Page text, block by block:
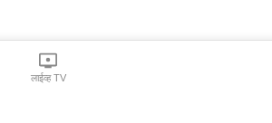
लाईव्ह TV